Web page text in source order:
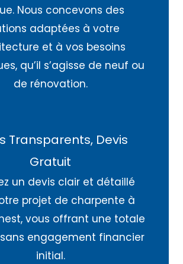
Nous concevons des
adaptées à votre
et à vos besoins
qu’il s’agisse de neuf ou
de rénovation.
Transparents, Devis
Gratuit
un devis clair et détaillé
projet de charpente à
vous offrant une totale
engagement financier
initial.